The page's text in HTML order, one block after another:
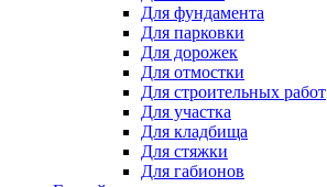
Для фундамента
Для парковки
Для дорожек
Для отмостки
Для строительных работ
Для участка
Для кладбища
Для стяжки
Для габионов